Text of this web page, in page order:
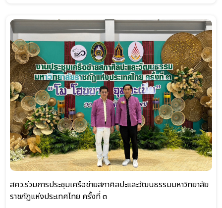
สศว.ร่วมการประชุมเครือข่ายสภาศิลปะและวัฒนธรรมมหาวิทยาลัย
ราชภัฏแห่งประเทศไทย ครั้งที่ ๓